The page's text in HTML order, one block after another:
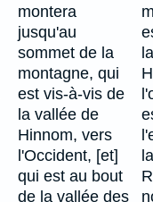
montera
jusqu'au
sommet de la
montagne, qui
est vis-à-vis de
la vallée de
Hinnom, vers
l'Occident, [et]
qui est au bout
de la vallée des